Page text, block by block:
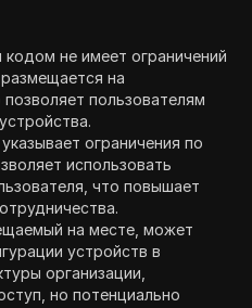
не имеет ограничений
на
пользователям
ограничения по
использовать
что повышает
на месте, может
устройств в
организации,
но потенциально